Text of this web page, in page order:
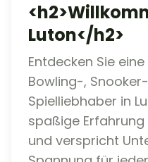
Luton</h2>
Entdecken Sie
Bowling-,
Spielliebhaber in
spaßige
und verspricht